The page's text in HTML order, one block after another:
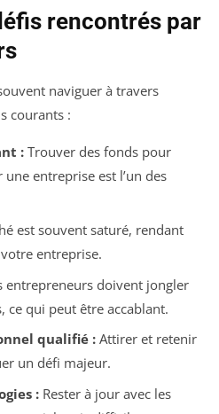
rencontrés par
naviguer à travers
courants :
:Trouver des fonds pour
entreprise est l’un des
est souvent saturé, rendant
entreprise.
entrepreneurs doivent jongler
ce qui peut être accablant.
qualifié :Attirer et retenir
un défi majeur.
:Rester à jour avec les